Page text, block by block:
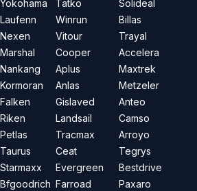
Yokohama
Laufenn
Nexen
Marshal
Nankang
Kormoran
Falken
Riken
Petlas
Taurus
Starmaxx
Bfgoodrich
Tatko
Winrun
Vitour
Cooper
Aplus
Anlas
Gislaved
Landsail
Tracmax
Ceat
Evergreen
Farroad
Solideal
Billas
Trayal
Accelera
Maxtrek
Metzeler
Anteo
Camso
Arroyo
Tegrys
Bestdrive
Paxaro